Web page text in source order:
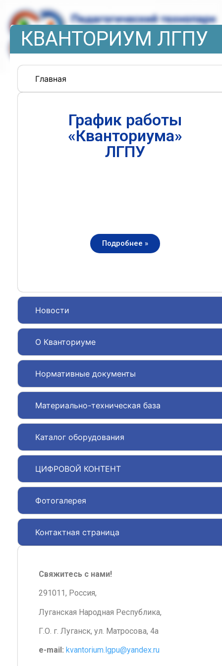
КВАНТОРИУМ ЛГПУ
Главная
Новости
О Кванториуме
Нормативные документы
Материально-техническая база
Каталог оборудования
ЦИФРОВОЙ КОНТЕНТ
Фотогалерея
Контактная страница
График работы
«Кванториума»
ЛГПУ
Подробнее »
Свяжитесь с нами!
291011, Россия,
Луганская Народная Республика,
Г.О. г. Луганск, ул. Матросова, 4а
e-mail: kvantorium.lgpu@yandex.ru